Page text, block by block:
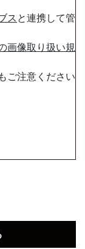
ス と連携して管
画像取り扱い規
ご注意ください